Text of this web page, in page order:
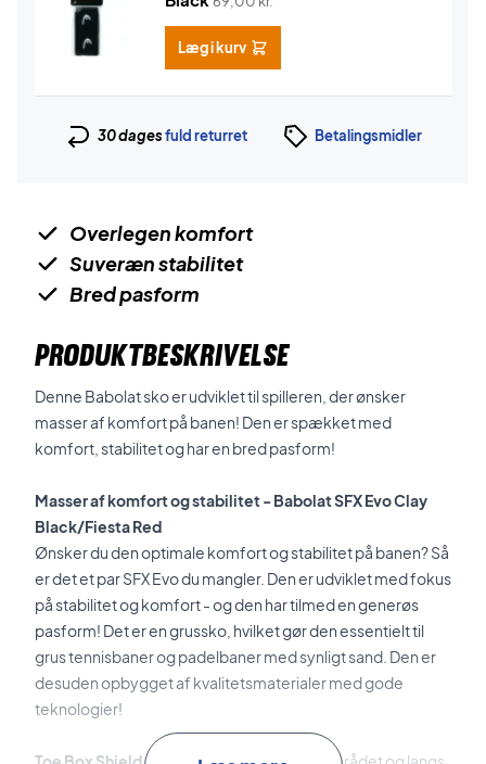
Læg i kurv
30 dagesfuld returret Betalingsmidler
Overlegen komfort
Suveræn stabilitet
Bred pasform
PRODUKTBESKRIVELSE
Denne Babolat sko er udviklet til spilleren, der ønsker
masser af komfort på banen! Den er spækket med
komfort, stabilitet og har en bred pasform!
Masser af komfort og stabilitet - Babolat SFX Evo Clay
Black/Fiesta Red
Ønsker du den optimale komfort og stabilitet på banen? Så
er det et par SFX Evo du mangler. Den er udviklet med fokus
på stabilitet og komfort - og den har tilmed en generøs
pasform! Det er en grussko, hvilket gør den essentielt til
grus tennisbaner og padelbaner med synligt sand. Den er
desuden opbygget af kvalitetsmaterialer med gode
teknologier!